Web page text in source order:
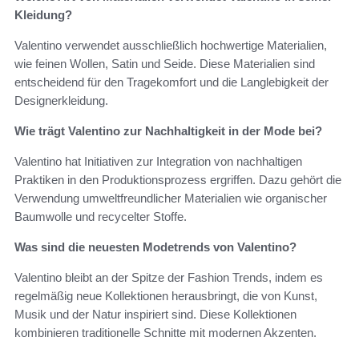
Kleidung?
Valentino verwendet ausschließlich hochwertige Materialien,
wie feinen Wollen, Satin und Seide. Diese Materialien sind
entscheidend für den Tragekomfort und die Langlebigkeit der
Designerkleidung.
Wie trägt Valentino zur Nachhaltigkeit in der Mode bei?
Valentino hat Initiativen zur Integration von nachhaltigen
Praktiken in den Produktionsprozess ergriffen. Dazu gehört die
Verwendung umweltfreundlicher Materialien wie organischer
Baumwolle und recycelter Stoffe.
Was sind die neuesten Modetrends von Valentino?
Valentino bleibt an der Spitze der Fashion Trends, indem es
regelmäßig neue Kollektionen herausbringt, die von Kunst,
Musik und der Natur inspiriert sind. Diese Kollektionen
kombinieren traditionelle Schnitte mit modernen Akzenten.